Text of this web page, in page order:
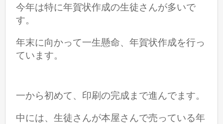
今年は特に年賀状作成の生徒さんが多いで
す。
年末に向かって一生懸命、年賀状作成を行っ
ています。
一から初めて、印刷の完成まで進んでます。
中には、生徒さんが本屋さんで売っている年